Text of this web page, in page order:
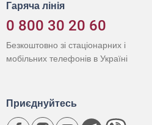
Гаряча лінія
0 800 30 20 60
Безкоштовно зі стаціонарних і
мобільних телефонів в Україні
Приєднуйтесь